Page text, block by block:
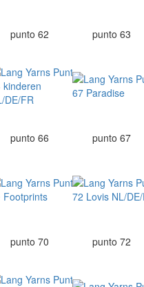
punto 62 punto 63
punto 66 punto 67
punto 70 punto 72